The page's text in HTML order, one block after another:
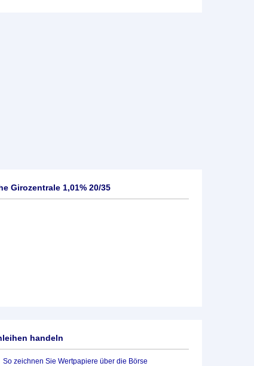
Girozentrale 1,01% 20/35
handeln
So zeichnen Sie Wertpapiere über die Börse